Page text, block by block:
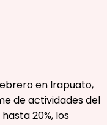
en Irapuato,
de actividades del
20%, los